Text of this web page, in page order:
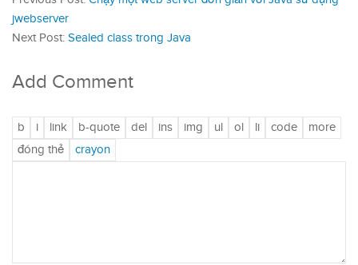
jwebserver
Next Post: Sealed class trong Java
Add Comment